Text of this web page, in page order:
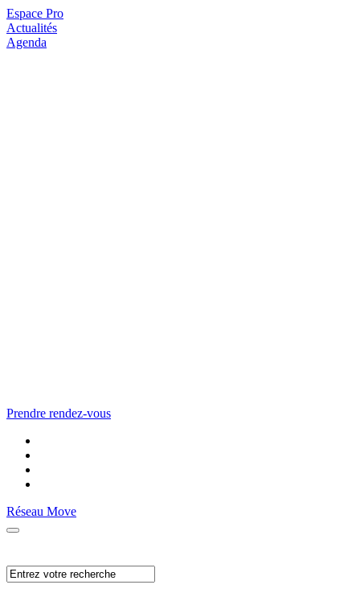
Espace Pro
Actualités
Agenda
Prendre rendez-vous
Réseau Move